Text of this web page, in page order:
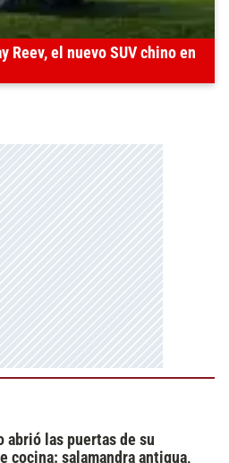
Reev, el nuevo SUV chino en
abrió las puertas de su
cocina: salamandra antigua,